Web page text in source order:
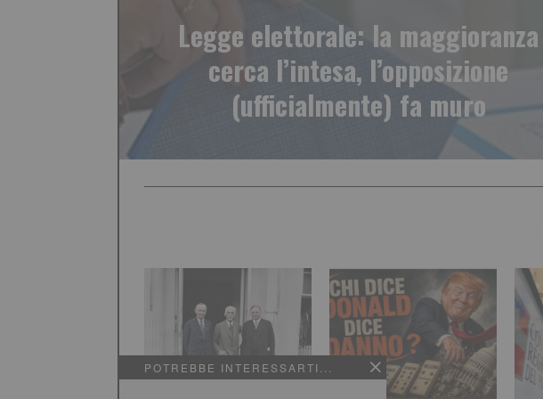
POTREBBE INTERESSARTI...
Legge elettorale: la maggioranza
cerca l’intesa, l’opposizione
(ufficialmente) fa muro